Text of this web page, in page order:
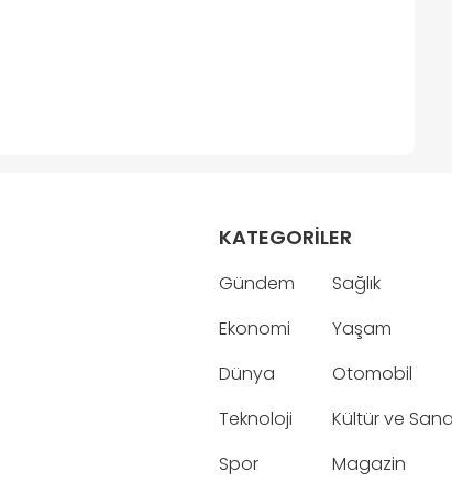
KATEGORİLER
Gündem
Ekonomi
Dünya
Teknoloji
Spor
Sağlık
Yaşam
Otomobil
Kültür ve
Magazin